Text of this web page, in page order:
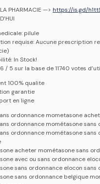
PHARMACIE —>https://is.gd/
pilule
requise: Aucune prescription
In Stock!
/ 5 sur la base de 11740 votes
100% qualite
garantie
en ligne
ordonnance mometasone
ordonnance mométasone sans
ordonnance mométasone sans
acheter mométasone sans
avec ou sans ordonnance
sans ordonnance elocon sans
sans ordonnance belgique